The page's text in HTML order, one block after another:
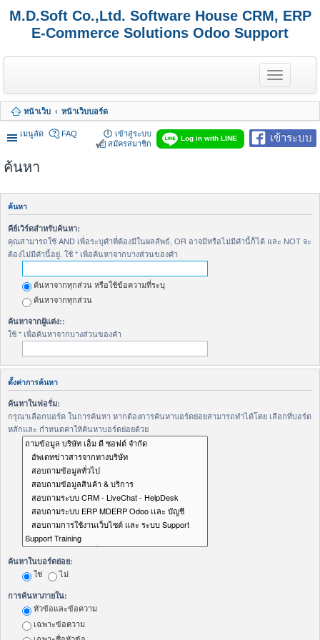
M.D.Soft Co.,Ltd. Software House CRM, ERP
E-Commerce Solutions Odoo Support
T
o
g
l
e
n
a
a
i
หน้าเว็บ หน้าเว็บบอร์ด
เมนูลัด เข้าระบบ
Log in with LINE
FAQ
เข้าสู่ระบบ
สมัครสมาชิก
ค้นหา
ค้นหา
คีย์เวิร์ดสำหรับค้นหา:
คุณสามารถใช้ AND เพื่อระบุคำที่ต้องมีในผลลัพธ์, OR อาจมีหรือไม่มีคำนี้ก็ได้ และ NOT จะ
ต้องไม่มีคำนี้อยู่. ใช้ * เพื่อค้นหาจากบางส่วนของคำ
ค้นหาจากทุกส่วน หรือใช้ข้อความที่ระบุ
ค้นหาจากทุกส่วน
ค้นหาจากผู้แต่ง::
ใช้ * เพื่อค้นหาจากบางส่วนของคำ
ตั้งค่าการค้นหา
ค้นหาในฟอรั่ม:
กรุณาเลือกบอร์ด ในการค้นหา หากต้องการค้นหาบอร์ดย่อยสามารถทำได้โดย เลือกที่บอร์ด
หลักและ กำหนดค่าให้ค้นหาบอร์ดย่อยด้วย
ค้นหาในบอร์ดย่อย:
ใช่ ไม่
การค้นหาภายใน:
หัวข้อและข้อความ
เฉพาะข้อความ